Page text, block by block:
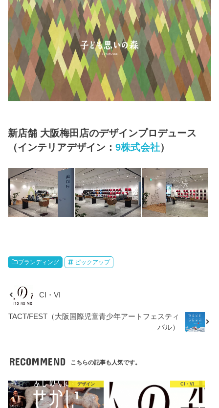
新店舗 大阪梅田店のデザインプロデュース
（インテリアデザイン：9株式会社）
ブランディング ピックアップ
CI・VI
TACT/FEST（大阪国際児童青少年アートフェスティ
バル）
RECOMMEND こちらの記事も人気です。
デザイン CI・VI